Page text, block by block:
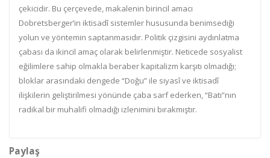
çekicidir. Bu çerçevede, makalenin birincil amacı
Dobretsberger’in iktisadî sistemler hususunda benimsediği
yolun ve yöntemin saptanmasıdır. Politik çizgisini aydınlatma
çabası da ikincil amaç olarak belirlenmiştir. Neticede sosyalist
eğilimlere sahip olmakla beraber kapitalizm karşıtı olmadığı;
bloklar arasındaki dengede “Doğu” ile siyasî ve iktisadî
ilişkilerin geliştirilmesi yönünde çaba sarf ederken, “Batı”nın
radikal bir muhalifi olmadığı izlenimini bırakmıştır.
Paylaş